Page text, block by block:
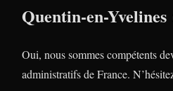
Quentin-en-Yvelines
Oui, nous sommes compétents
administratifs de France.